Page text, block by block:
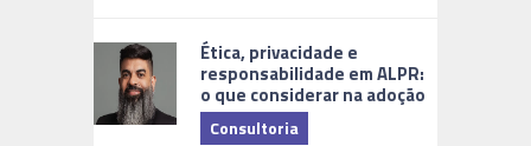
Ética, privacidade e
responsabilidade em ALPR:
o que considerar na adoção
Consultoria